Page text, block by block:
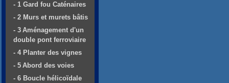
- 1 Gard fou Caténaires
- 2 Murs et murets bâtis
- 3 Aménagement d'un
double pont ferroviaire
- 4 Planter des vignes
- 5 Abord des voies
- 6 Boucle hélicoïdale